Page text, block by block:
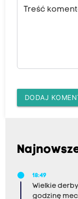
Treść
DODAJ
18:49
Wielkie
godzinę